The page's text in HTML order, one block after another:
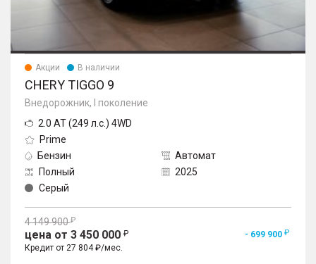
Акции В наличии
CHERY TIGGO 9
Внедорожник, I поколение
2.0 AT (249 л.с.) 4WD
Prime
Бензин
Автомат
Полный
2025
Серый
4 149 900
цена от 3 450 000
- 699 900
Кредит от 27 804 ₽/мес.